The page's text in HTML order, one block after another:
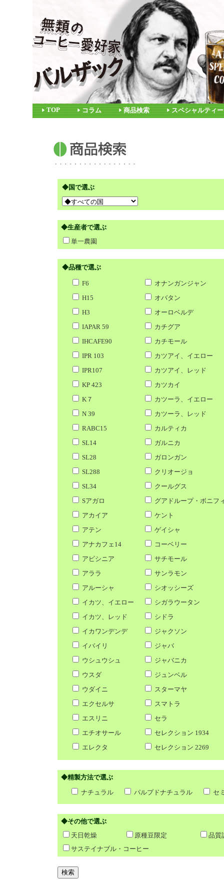
TOP コラム 商品検索 スペシャルティ
◆国で選ぶ
◆生産者で選ぶ
単一農園
◆品種で選ぶ
F6
オナンガンジャン
H15
オバタン
H3
オーロベルデ
IAPAR 59
カチグア
IHCAFE90
カチモール
IPR 103
カツアイ、イエロー
IPR107
カツアイ、レッド
KP 423
カツカイ
K７
カツーラ、イエロー
N 39
カツーラ、レッド
RABC15
カルティカ
SL14
ガルニカ
SL28
ガロンガン
SL288
クリオージョ
SL34
クールグス
Sアガロ
グアドループ・ボニフ
アカイア
ケント
アテン
ゲイシャ
アナカフェ14
コーベリー
アビシニア
サチモール
アララ
サンラモン
アルーシャ
シオッシーズ
イカツ、イエロー
シガラウータン
イカツ、レッド
シドラ
イカワンデンデ
ジャクソン
イバイリ
ジャバ
ウシュウシュ
ジャバニカ
ウスダ
ジュンベル
ウダイニ
スターマヤ
エクセルサ
スマトラ
エスリニ
セラ
エチオサール
セレクション 1934
エレクタ
セレクション 2269
◆精製方法で選ぶ
ナチュラル
パルプドナチュラル セ
◆その他で選ぶ
天日乾燥
原種豆限定
品質
サステイナブル・コーヒー